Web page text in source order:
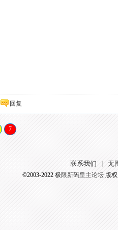
回复
7
联系我们 无
©2003-2022 极限新码皇主论坛版权